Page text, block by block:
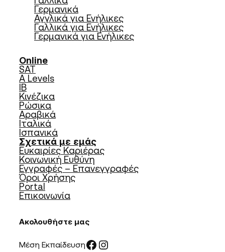
Γερμανικά
Αγγλικά για Ενήλικες
Γαλλικά για Ενήλικες
Γερμανικά για Ενήλικες
Online
SAT
A Levels
IB
Κινέζικα
Ρώσικα
Αραβικά
Ιταλικά
Ισπανικά
Σχετικά με εμάς
Ευκαιρίες Καριέρας
Κοινωνική Ευθύνη
Εγγραφές – Επανεγγραφές
Όροι Χρήσης
Portal
Επικοινωνία
Ακολουθήστε μας
Μέση ΕκπαίδευσηFacebook Instagram